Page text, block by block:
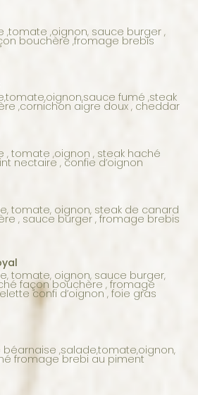
bouchère ,fromage brebis
,cornichon aigre doux , cheddar
nectaire , confie d’oignon
, sauce burger , fromage brebis
façon bouchère , fromage
confi d’oignon , foie gras
fromage brebi au piment